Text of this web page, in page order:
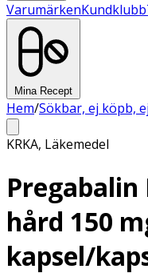
VarumärkenKundklubb
Mina Recept
Hem/Sökbar, ej köpb,
KRKA, Läkemedel
Pregabalin
hård 150
kapsel/